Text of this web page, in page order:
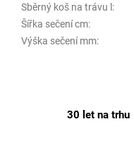
30 let na trhu
Sběrný koš na trávu l :
Šířka sečení cm:
Výška sečení mm: